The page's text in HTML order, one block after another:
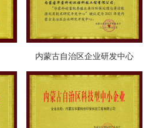
内蒙古自治区企业研发中心